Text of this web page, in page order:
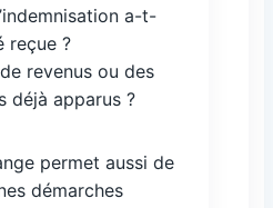
a-t-
reçue ?
revenus ou des
déjà apparus ?
permet aussi de
démarches